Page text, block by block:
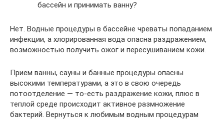
бассейн и принимать ванну?
Нет. Водные процедуры в бассейне чреваты попаданием
инфекции, а хлорированная вода опасна раздражением,
возможностью получить ожог и пересушиванием кожи.
Прием ванны, сауны и банные процедуры опасны
высокими температурами, а это в свою очередь
потоотделение — то-есть раздражение кожи, плюс в
теплой среде происходит активное размножение
бактерий. Вернуться к любимым водным процедурам